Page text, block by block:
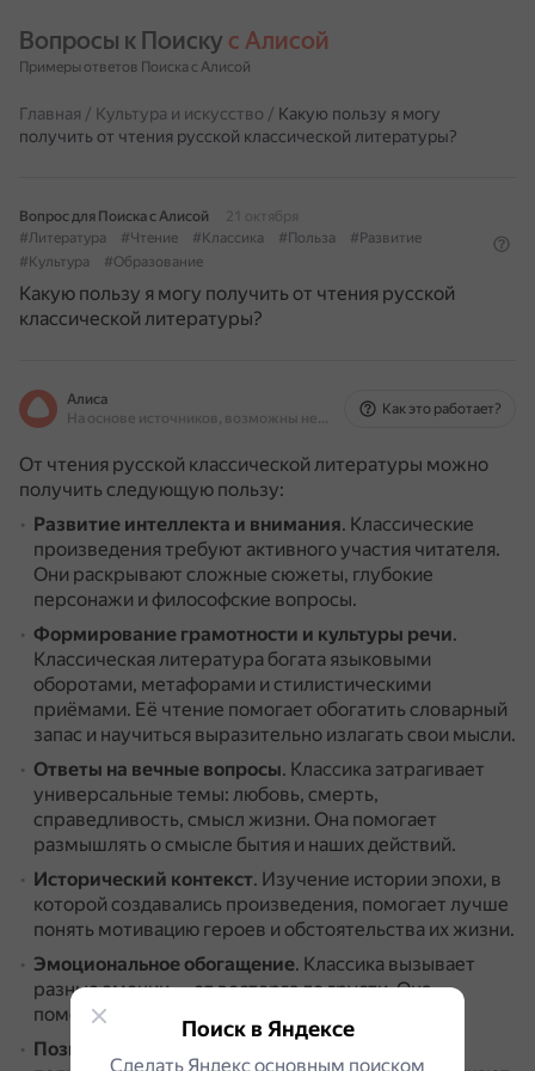
Вопросы к Поиску с Алисой
Примеры ответов Поиска с Алисой
Главная / Культура и искусство / Какую пользу я могу
получить от чтения русской классической литературы?
Вопрос для Поиска с Алисой
21 октября
#Литература
#Чтение #Классика #Польза
#Развитие
#Культура
#Образование
Какую пользу я могу получить от чтения русской
классической литературы?
Алиса
На основе источников, возможны неточности
Как это работает?
От чтения русской классической литературы можно
получить следующую пользу:
Развитие интеллекта и внимания. Классические
произведения требуют активного участия читателя.
Они раскрывают сложные сюжеты, глубокие
персонажи и философские вопросы.
Формирование грамотности и культуры речи.
Классическая литература богата языковыми
оборотами, метафорами и стилистическими
приёмами. Её чтение помогает обогатить словарный
запас и научиться выразительно излагать свои мысли.
Ответы на вечные вопросы. Классика затрагивает
универсальные темы: любовь, смерть,
справедливость, смысл жизни. Она помогает
размышлять о смысле бытия и наших действий.
Исторический контекст. Изучение истории эпохи, в
которой создавались произведения, помогает лучше
понять мотивацию героев и обстоятельства их жизни.
Эмоциональное обогащение. Классика вызывает
разные эмоции — от восторга до грусти.Она
помогает лучше понимать себя и окружающих.
Познание современной жизни
Поиск в Яндексе
Сделать Яндекс основным поиском